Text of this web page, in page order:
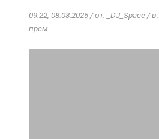
09:22, 08.08.2026 / от: _DJ_Space / в:
прсм.